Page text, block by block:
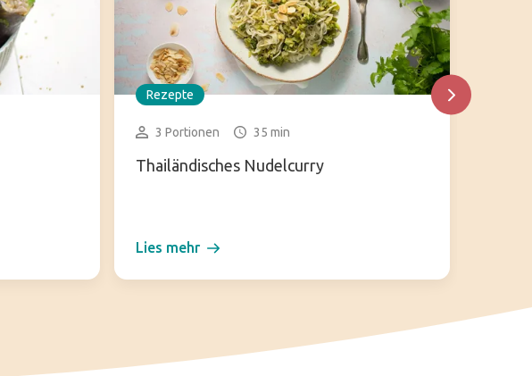
Rezepte
3 Portionen 35 min
Thailändisches Nudelcurry
Lies mehr